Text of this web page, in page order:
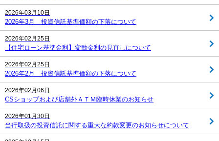
2026年03月10日
2026年3月 投資信託基準価額の下落について
2026年02月25日
【住宅ローン基準金利】変動金利の見直しについて
2026年02月25日
2026年2月 投資信託基準価額の下落について
2026年02月06日
CSショップおよび店舗外ＡＴＭ臨時休業のお知らせ
2026年01月30日
当行取扱の投資信託に関する重大な約款変更のお知らせについて